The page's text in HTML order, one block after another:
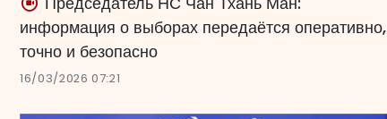
информация о выборах передаётся оперативно,
точно и безопасно
16/03/2026 07:21